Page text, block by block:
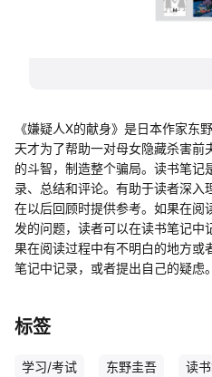
《嫌疑人X的献身》是日本作家东
天才为了帮助一对母女隐藏杀害前
的斗智，制造整个骗局。读书笔记
录、总结和评论。有助于读者深入
在以后回顾时提供参考。如果在阅
发的问题，读者可以在读书笔记中
果在阅读过程中有不明白的地方或
笔记中记录，或者提出自己的疑虑。
标签
学习/考试 东野圭吾 读